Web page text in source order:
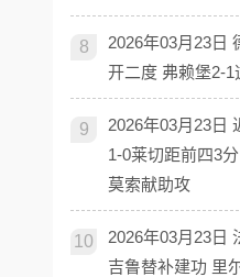
8
2026年03月23日
开二度 弗赖堡2-1
9
2026年03月23日
1-0莱切距前四3
莫索献助攻
10
2026年03月23日
吉鲁替补建功 里